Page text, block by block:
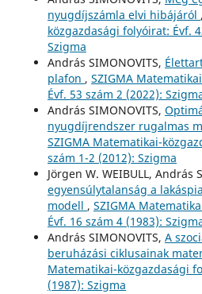
nyugdíjszámla elvi hibájáról ,
közgazdasági folyóirat: Évf.
Szigma
András SIMONOVITS,
plafon , SZIGMA
Évf. 53 szám 2 (2022):
András SIMONOVITS,
nyugdíjrendszer rugalmas
SZIGMA Matematikai-
szám 1-2 (2012): Szigma
Jörgen W. WEIBULL, András
egyensúlytalanság a
modell , SZIGMA
Évf. 16 szám 4 (1983):
András SIMONOVITS, A
beruházási ciklusainak
Matematikai-közgazdasági
(1987): Szigma